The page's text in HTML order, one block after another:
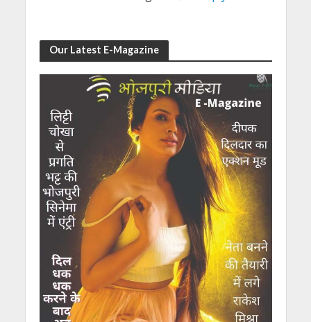
Our Latest E-Magazine